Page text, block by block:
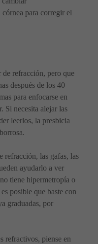
para corregir el
de refracción, pero que
después de los 40
para enfocarse en
Si necesita alejar las
leerlos, la presbicia
refracción, las gafas, las
ayudarlo a ver
tiene hipermetropía o
posible que baste con
graduadas, por
refractivos, piense en